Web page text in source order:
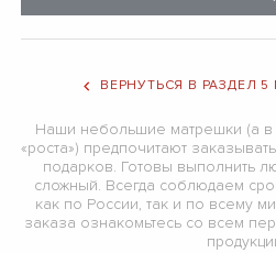
ВЕРНУТЬСЯ В РАЗДЕЛ
Наши небольшие матрешки (а в
«роста») предпочитают
подарков. Готовы выполнить
сложный. Всегда соблюдаем
как по России, так и по всему
заказа ознакомьтесь со всем